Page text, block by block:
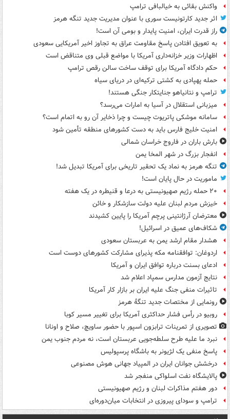
واکنش بقائی به خیالبافی ترامپ
اثر جدید کارتونیست سوری با عنوان مدیریت جدید تنگه هرمز
راز قدرت ایران، امنیت پایدار و بومی آن است!
به تعویق افتادن پاسخ مقاومت عراق به تجاوز اخیر آمریکایی سعودی
اظهارات وزیر خزانه‌داری آمریکا با مواضع قبلی وی متناقض است
حکم دادگاه آمریکا برای توقف ساخت سالن رقص ترامپ
حمله پهپادی به کشتی ترکیه‌ای در دریای سیاه
ترامپ و نتانیاهو جنایتکار جنگی هستند!
میزبانی استقلال در آسیا به امارات می‌رسد؟
سامانه موشکی پاتریوت چیست و چرا ذخایر آن رو به اتمام است؟
امنیت خلیج فارس باید به دست کشورهای منطقه تأمین شود
بارش باران در فاروج خراسان شمالی
انفجار بزرگ در شهر المخا یمن
تنگه هرمز به نماد یک تحقیر تاریخی برای آمریکا تبدیل شد!
ماموریت در حال پایان است!
۲۰ حمله رژیم صهیونیستی به درعا و قنیطره در یک هفته
خیزش مردم لبنان علیه دولت سازشکار و خائن
معترضان آرژانتینی پرچم آمریکا را پایین کشیدند
شکاف‌های عمیق در اسرائیل!
هشدار مقام ارشد یمن به عربستان سعودی
اردوغان: توافقنامه مکه پذیرای مشارکت کشورهای دوست است
ادعای بسنت درباره توافق ایران و آمریکا
نتایج آزمون مدارس سمپاد اعلام شد
تاثیرات منفی جنگ علیه ایران بر بازار کار آمریکا
رونمایی از مختصات جدید تنگۀ هرمز
روبیو در رأس فشار حداکثری آمریکا برای تغییر مسیر کوبا
تصویری از تمرینات ترابزون اسپور با حضور ساویچ، صلاح و اونانا
نبرد ما علیه طرح سلطه‌جویی عربستان است، نه مردم جنوب یمن
پاسخ منفی یک لژیونر به باشگاه پرسپولیس
درخشش جوانان ایران در المپیاد جهانی هوش مصنوعی
پالایشگاه نفت اسلواکی منفجر شد
دور هفتم مذاکرات لبنان و رژیم صهیونیستی
ترامپ و سودای پیروزی در انتخابات میان‌دوره‌ای